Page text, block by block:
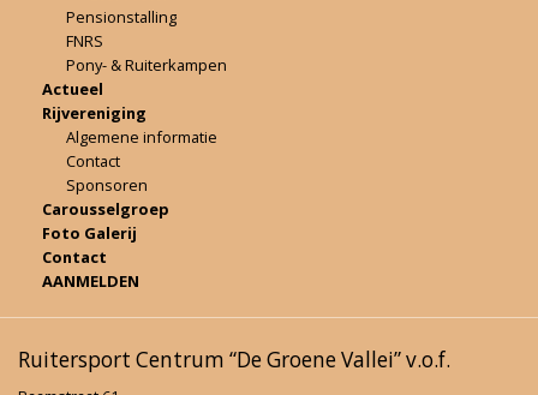
Pensionstalling
FNRS
Pony- & Ruiterkampen
Actueel
Rijvereniging
Algemene informatie
Contact
Sponsoren
Carousselgroep
Foto Galerij
Contact
AANMELDEN
Ruitersport Centrum “De Groene Vallei” v.o.f.